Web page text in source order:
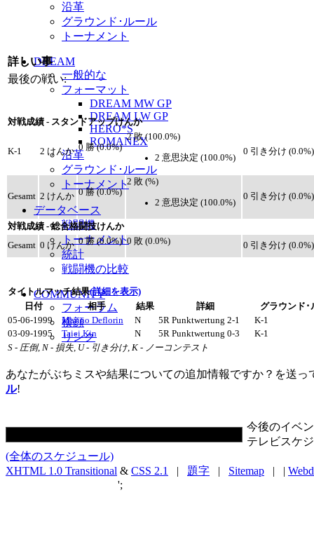
沿革
グラウンド･ルール
トーナメント
DREAM
一般的な
フォーマット
DREAM MW GP
DREAM LW GP
HERO*S
ROMANEX
沿革
グラウンド･ルール
トーナメント
データベース
戦闘機
トーナメント
統計
戦闘機の比較
COMMUNITY
フォーラム
横顔
リンク
詳しい事
最後の戦い:
対戦成績 - スタンドアップけんか
K-1 2 けんか 0 勝 (0.0%)
2 敗 (100.0%)
2 意思決定 (100.0%)
0 引き分け (0.0%)
Gesamt 2 けんか 0 勝 (0.0%)
2 敗 (%)
2 意思決定 (100.0%)
0 引き分け (0.0%)
対戦成績 - 総合格闘技けんか
Gesamt 0 けんか 0 勝 (0.0%) 0 敗 (0.0%) 0 引き分け (0.0%)
タイトルマッチ結果(詳細を表示)
日付
相手 結果 詳細
グラウンド･
05-06-1999
Marino Deflorin N 5R Punktwertung 2-1
K-1
03-09-1995
Taiei Kin N 5R Punktwertung 0-3
K-1
S - 圧倒, N - 損失, U - 引き分け, K - ノーコンテスト
あなたがぶちミスや結果についての追加情報ですか？を送っ
ル!
今後のイベ
テレビスケ
(全体のスケジュール)
XHTML 1.0 Transitional & CSS 2.1 | 題字 | Sitemap | |
';